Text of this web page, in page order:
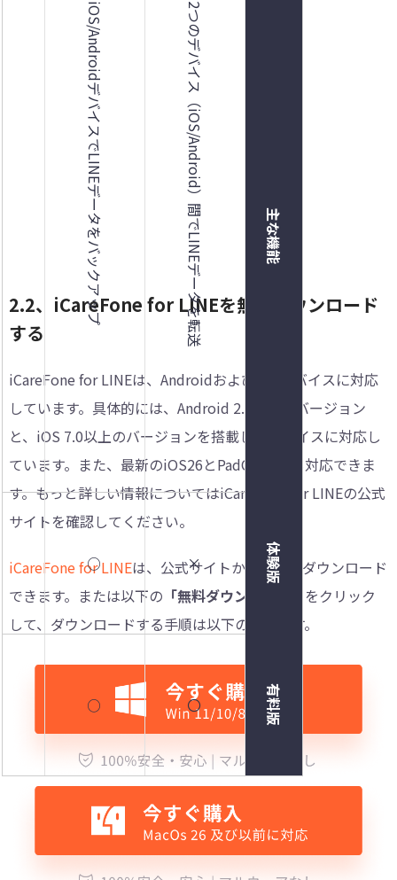
主な機能
体験版
有料版
2つのデバイス（iOS/Android）間でLINEデータを転送
×
〇
iOS/AndroidデバイスでLINEデータをバックアップ
○
○
2.2、iCareFone for LINEを無料ダウンロード
する
iCareFone for LINEは、AndroidおよびiOSデバイスに対応
しています。具体的には、Android 2.3以上のバージョン
と、iOS 7.0以上のバージョンを搭載したデバイスに対応し
ています。また、最新のiOS26とPadOS26にも対応できま
す。もっと詳しい情報についてはiCareFone for LINEの公式
サイトを確認してください。
iCareFone for LINEは、公式サイトから無料でダウンロード
できます。または以下の 「無料ダウンロード」 をクリック
して、ダウンロードする手順は以下の通りです。